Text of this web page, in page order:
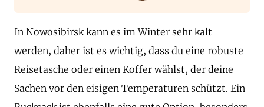
In Nowosibirsk kann es im Winter sehr kalt
werden, daher ist es wichtig, dass du eine robuste
Reisetasche oder einen Koffer wählst, der deine
Sachen vor den eisigen Temperaturen schützt. Ein